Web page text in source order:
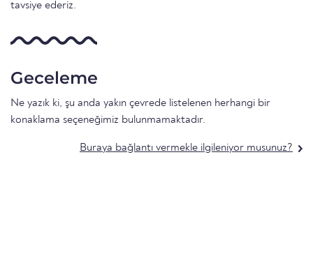
tavsiye ederiz.
Geceleme
Ne yazık ki, şu anda yakın çevrede listelenen herhangi bir
konaklama seçeneğimiz bulunmamaktadır.
Buraya bağlantı vermekle ilgileniyor musunuz?